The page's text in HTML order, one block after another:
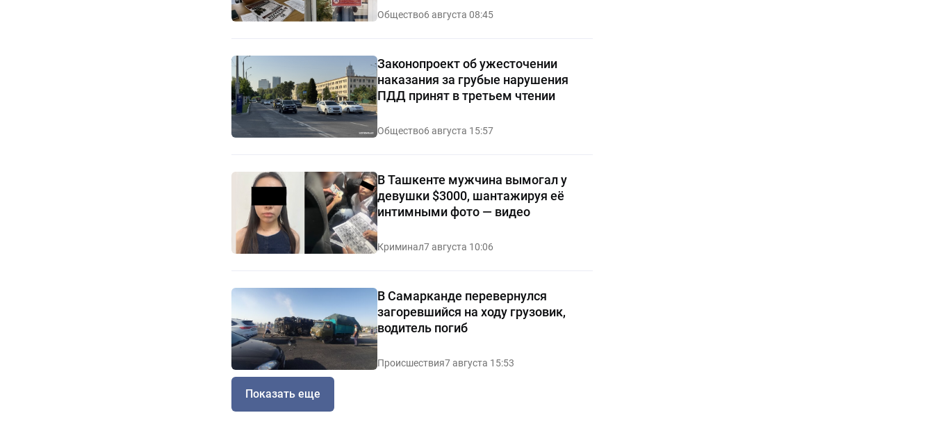
Общество6 августа 08:45
Законопроект об ужесточении
наказания за грубые нарушения
ПДД принят в третьем чтении
Общество6 августа 15:57
В Ташкенте мужчина вымогал у
девушки $3000, шантажируя её
интимными фото — видео
Криминал7 августа 10:06
В Самарканде перевернулся
загоревшийся на ходу грузовик,
водитель погиб
Происшествия7 августа 15:53
Показать еще